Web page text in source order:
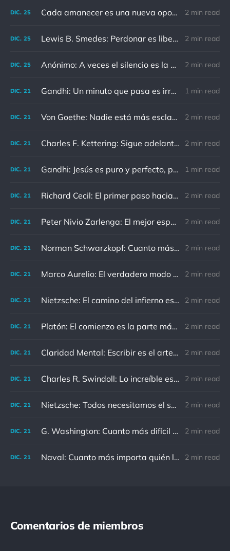
DIC. 25 Cada amanecer es una nueva oportunidad 2 min read
DIC. 25 Lewis B. Smedes: Perdonar es liberar a un prisionero y descubrir que el prisionero eras tú 2 min read
DIC. 25 Anónimo: A veces el silencio es la mejor respuesta 2 min read
DIC. 21 Gandhi: Un minuto que pasa es irrecuperable. Conociendo esto, ¿cómo podemos malgastar tantas horas? 1 min read
DIC. 21 Von Goethe: Nadie está más esclavizado que aquellos que falsamente creen que son libres. 2 min read
DIC. 21 Charles F. Kettering: Sigue adelante, y es probable que tropieces con algo, tal vez cuando menos lo esperes. Nunca he escuchado hablar de alguien algu 2 min read
DIC. 21 Gandhi: Jesús es puro y perfecto, pero vosotros los cristianos no sois como él. 1 min read
DIC. 21 Richard Cecil: El primer paso hacia el conocimiento es saber que somos ignorantes. 2 min read
DIC. 21 Peter Nivio Zarlenga: El mejor espejo es un viejo amigo. 2 min read
DIC. 21 Norman Schwarzkopf: Cuanto más sudes por la paz, menos sangras por la guerra. 2 min read
DIC. 21 Marco Aurelio: El verdadero modo de vengarse de un enemigo es no parecérsele. 2 min read
DIC. 21 Nietzsche: El camino del infierno está asfaltado de buenas intenciones. 2 min read
DIC. 21 Platón: El comienzo es la parte más importante del trabajo 2 min read
DIC. 21 Claridad Mental: Escribir es el arte de calmar y despejar la mente. 2 min read
DIC. 21 Charles R. Swindoll: Lo increíble es que cada día podemos elegir la actitud que adoptaremos. 2 min read
DIC. 21 Nietzsche: Todos necesitamos el sentido de culpa, pero nadie necesita sentirse culpable. 2 min read
DIC. 21 G. Washington: Cuanto más difícil es el conflicto, mayor es el triunfo. 2 min read
DIC. 21 Naval: Cuanto más importa quién lo ha dicho, menos importa en realidad 2 min read
Comentarios de miembros